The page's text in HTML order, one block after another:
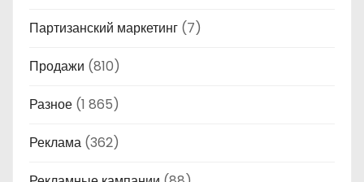
Партизанский маркетинг (7)
Продажи (810)
Разное (1 865)
Реклама (362)